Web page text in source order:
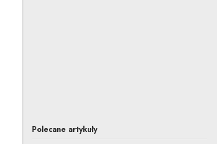
Polecane artykuły